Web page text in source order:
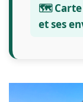
🗺️ Carte
et ses